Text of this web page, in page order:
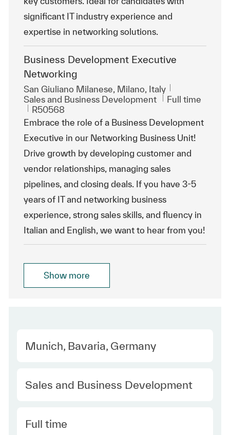
significant IT industry experience and
expertise in networking solutions.
Business Development Executive
Networking
Location
San Giuliano Milanese, Milano, Italy
Category
Sales and Business Development Job Type
Full time
ReqId
R50568
Embrace the role of a Business Development
Executive in our Networking Business Unit!
Drive growth by developing customer and
vendor relationships, managing sales
pipelines, and closing deals. If you have 3-5
years of IT and networking business
experience, strong sales skills, and fluency in
Italian and English, we want to hear from you!
Show more
Location
Munich, Bavaria, Germany
Category
Sales and Business Development
Type
Full time